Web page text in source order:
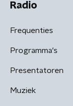
Radio
Frequenties
Programma's
Presentatoren
Muziek